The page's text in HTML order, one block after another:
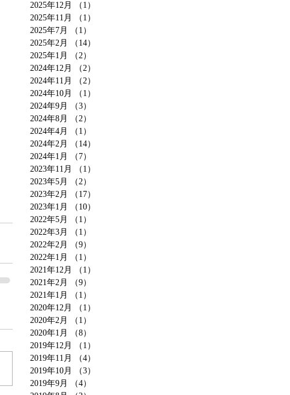
2025年12月
（1）
2025年11月
（1）
2025年7月
（1）
2025年2月
（14）
2025年1月
（2）
2024年12月
（2）
2024年11月
（2）
2024年10月
（1）
2024年9月
（3）
2024年8月
（2）
2024年4月
（1）
2024年2月
（14）
2024年1月
（7）
2023年11月
（1）
2023年5月
（2）
2023年2月
（17）
2023年1月
（10）
2022年5月
（1）
2022年3月
（1）
2022年2月
（9）
2022年1月
（1）
2021年12月
（1）
2021年2月
（9）
2021年1月
（1）
2020年12月
（1）
2020年2月
（1）
2020年1月
（8）
2019年12月
（1）
2019年11月
（4）
2019年10月
（3）
2019年9月
（4）